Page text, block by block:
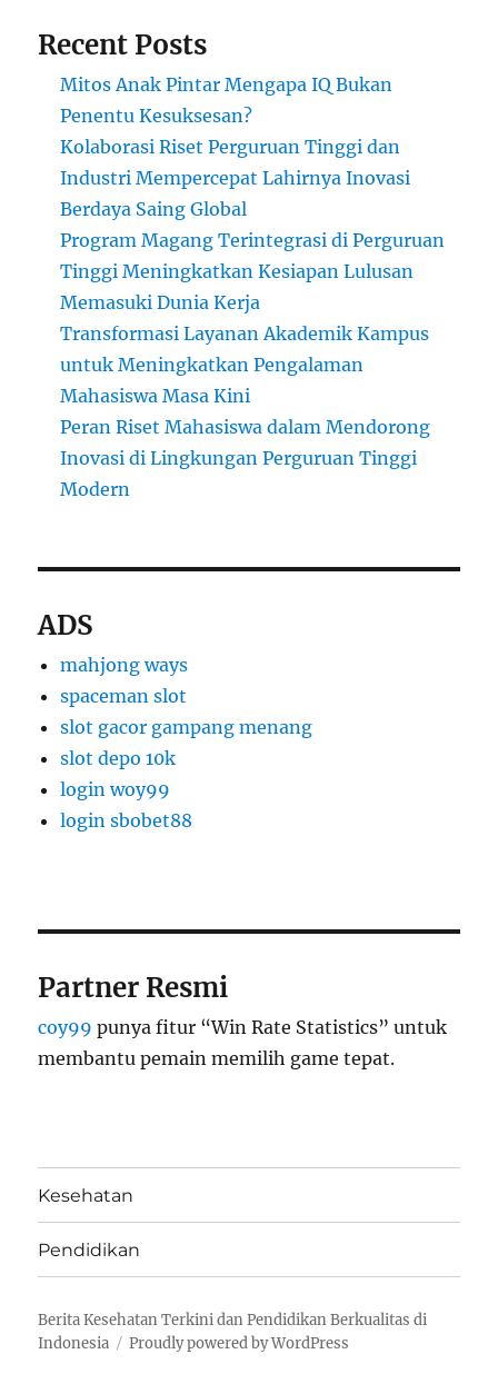
Recent Posts
Mitos Anak Pintar Mengapa IQ Bukan
Penentu Kesuksesan?
Kolaborasi Riset Perguruan Tinggi dan
Industri Mempercepat Lahirnya Inovasi
Berdaya Saing Global
Program Magang Terintegrasi di Perguruan
Tinggi Meningkatkan Kesiapan Lulusan
Memasuki Dunia Kerja
Transformasi Layanan Akademik Kampus
untuk Meningkatkan Pengalaman
Mahasiswa Masa Kini
Peran Riset Mahasiswa dalam Mendorong
Inovasi di Lingkungan Perguruan Tinggi
Modern
ADS
mahjong ways
spaceman slot
slot gacor gampang menang
slot depo 10k
login woy99
login sbobet88
Partner Resmi
coy99 punya fitur “Win Rate Statistics” untuk
membantu pemain memilih game tepat.
Kesehatan
Pendidikan
Berita Kesehatan Terkini dan Pendidikan Berkualitas di
Indonesia
Proudly powered by WordPress